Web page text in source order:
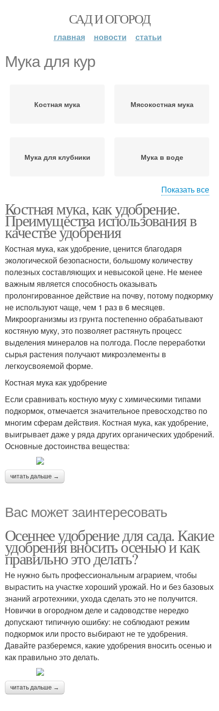
САД И ОГОРОД
главная новости статьи
Мука для кур
Костная мука Мясокостная мука
Мука для клубники Мука в воде
мукой
Показать все
Костная мука, как удобрение.
Преимущества использования в
качестве удобрения
Костная мука, как удобрение, ценится благодаря
экологической безопасности, большому количеству
полезных составляющих и невысокой цене. Не менее
важным является способность оказывать
пролонгированное действие на почву, потому подкормку
не используют чаще, чем 1 раз в 6 месяцев.
Микроорганизмы из грунта постепенно обрабатывают
костяную муку, это позволяет растянуть процесс
выделения минералов на полгода. После переработки
сырья растения получают микроэлементы в
легкоусвояемой форме.
Костная мука как удобрение
Если сравнивать костную муку с химическими типами
подкормок, отмечается значительное превосходство по
многим сферам действия. Костная мука, как удобрение,
выигрывает даже у ряда других органических удобрений.
Основные достоинства вещества:
читать дальше →
Вас может заинтересовать
Осеннее удобрение для сада. Какие
удобрения вносить осенью и как
правильно это делать?
Не нужно быть профессиональным аграрием, чтобы
вырастить на участке хороший урожай. Но и без базовых
знаний агротехники, ухода сделать это не получится.
Новички в огородном деле и садоводстве нередко
допускают типичную ошибку: не соблюдают режим
подкормок или просто выбирают не те удобрения.
Давайте разберемся, какие удобрения вносить осенью и
как правильно это делать.
читать дальше →